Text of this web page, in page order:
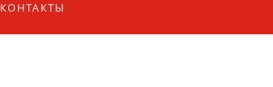
КОНТАКТЫ